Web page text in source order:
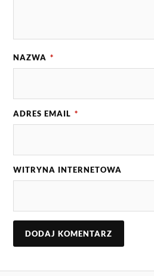
NAZWA *
ADRES EMAIL *
WITRYNA INTERNETOWA